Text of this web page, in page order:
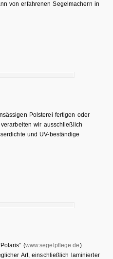
von erfahrenen Segelmachern in
Polsterei fertigen oder
wir ausschließlich
und UV-beständige
(www.segelpflege.de)
Art, einschließlich laminierter